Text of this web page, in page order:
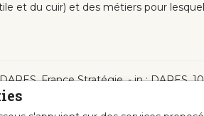
et du cuir) et des métiers pour
France Stratégie .- in : DARES,